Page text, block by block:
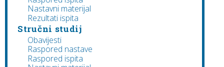
Nastavni materijal
Rezultati ispita
Stručni studij
Obavijesti
Raspored nastave
Raspored ispita